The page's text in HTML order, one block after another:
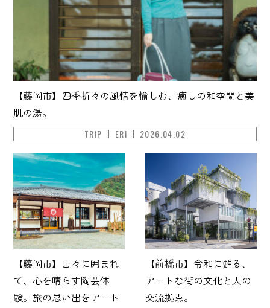
【藤岡市】四季折々の風情を愉しむ、癒しの和空間と美
肌の湯。
TRIP ERI 2026.04.02
【藤岡市】山々に囲まれ
て、心を晴らす陶芸体
験。旅の思い出をアート
【前橋市】令和に甦る、
アートな街の文化と人の
交流拠点。